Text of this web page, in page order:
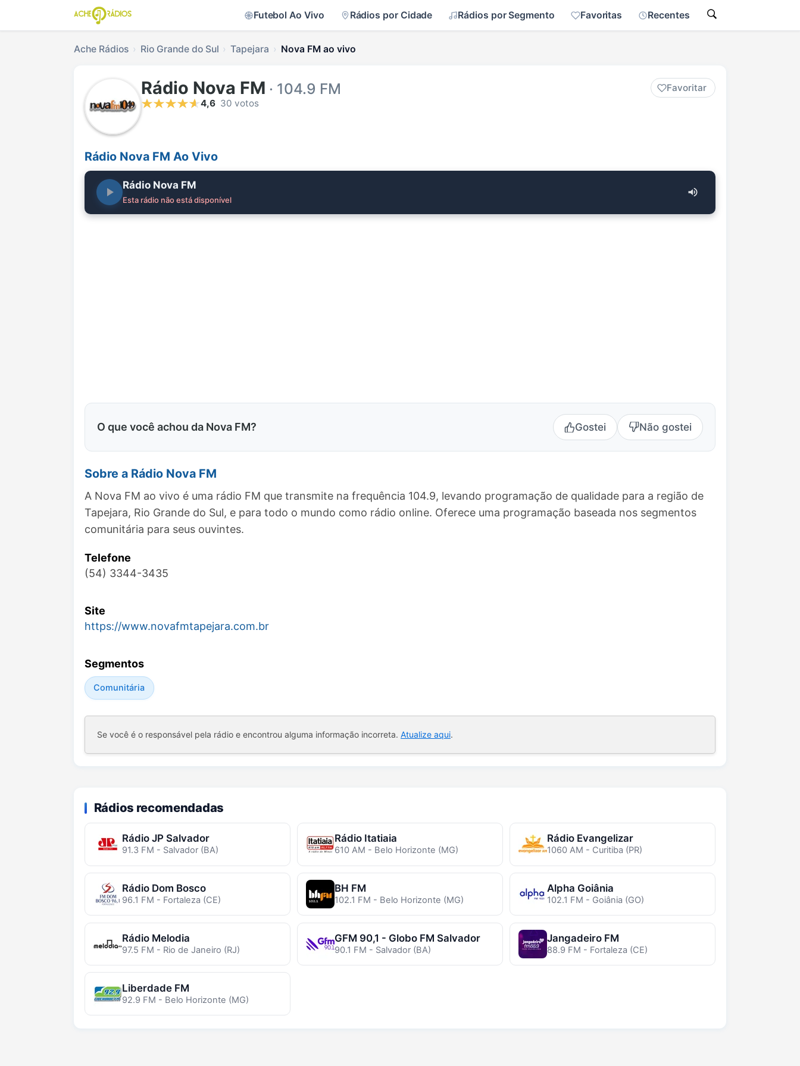
Futebol Ao Vivo Rádios por Cidade Rádios por Segmento Favoritas Recentes
Ache Rádios Rio Grande do Sul Tapejara Nova FM ao vivo
Rádio Nova FM · 104.9 FM
Favoritar
4,6 30 votos
Rádio Nova FM Ao Vivo
Rádio Nova FM
Esta rádio não está disponível
O que você achou da Nova FM? Gostei Não gostei
Sobre a Rádio Nova FM
A Nova FM ao vivo é uma rádio FM que transmite na frequência 104.9, levando programação de qualidade para a região de
Tapejara, Rio Grande do Sul, e para todo o mundo como rádio online. Oferece uma programação baseada nos segmentos
comunitária para seus ouvintes.
Telefone
(54) 3344-3435
Site
https://www.novafmtapejara.com.br
Segmentos
Comunitária
Se você é o responsável pela rádio e encontrou alguma informação incorreta. Atualize aqui.
Rádios recomendadas
Rádio JP Salvador
91.3 FM - Salvador (BA)
Rádio Itatiaia
610 AM - Belo Horizonte (MG)
Rádio Evangelizar
1060 AM - Curitiba (PR)
Rádio Dom Bosco
96.1 FM - Fortaleza (CE)
BH FM
102.1 FM - Belo Horizonte (MG)
Alpha Goiânia
102.1 FM - Goiânia (GO)
Rádio Melodia
97.5 FM - Rio de Janeiro (RJ)
GFM 90,1 - Globo FM Salvador
90.1 FM - Salvador (BA)
Jangadeiro FM
88.9 FM - Fortaleza (CE)
Liberdade FM
92.9 FM - Belo Horizonte (MG)